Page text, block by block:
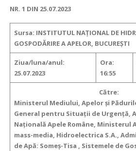
NR. 1 DIN 25.07.2023
Sursa: INSTITUTUL NAȚIONAL DE
GOSPODĂRIRE A APELOR, BUCUREȘTI
Ziua/luna/anul:
25.07.2023
Ora:
16:55
Către:
Ministerul Mediului, Apelor şi
General pentru Situaţii de Urgenţă,
Naţională Apele Române, Ministerul
mass-media, Hidroelectrica S.A.,
de Apă: Someș-Tisa , Sistemele de